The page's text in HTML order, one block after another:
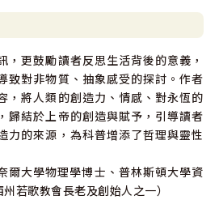
，更鼓勵讀者反思生活背後的意義，
致對非物質、抽象感受的探討。作者
，將人類的創造力、情感、對永恆的
歸結於上帝的創造與賦予，引導讀者
力的來源，為科普增添了哲理與靈性
大學物理學博士、普林斯頓大學資
若歌教會長老及創始人之一）